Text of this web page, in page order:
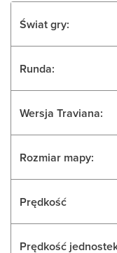
Świat gry:
Runda:
Wersja Traviana:
Rozmiar mapy:
Prędkość
Prędkość